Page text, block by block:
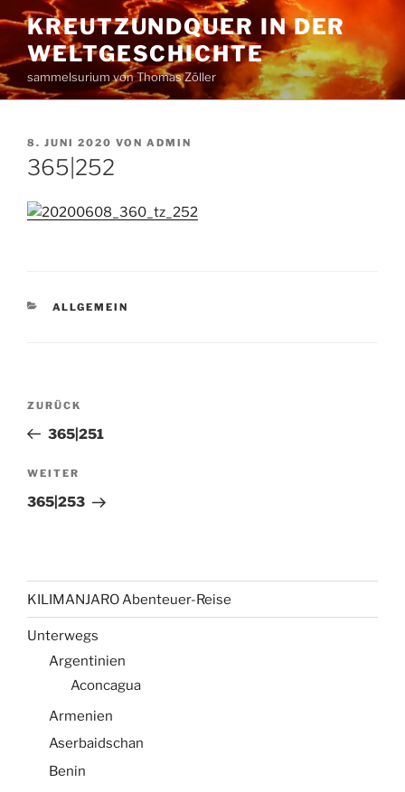
Zum
Inhalt
springen
KREUTZUNDQUER IN DER
WELTGESCHICHTE
sammelsurium von Thomas Zöller
VERÖFFENTLICHT
AM
8. JUNI 2020 VON ADMIN
365|252
KATEGORIEN
ALLGEMEIN
Beitragsnavigation
Vorheriger
Beitrag
ZURÜCK
365|251
Nächster
Beitrag
WEITER
365|253
KILIMANJARO Abenteuer-Reise
Unterwegs
Argentinien
Aconcagua
Armenien
Aserbaidschan
Benin